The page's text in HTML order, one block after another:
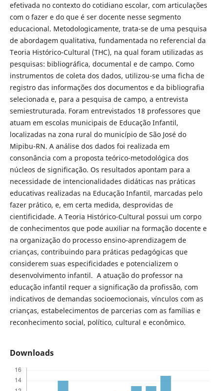
efetivada no contexto do cotidiano escolar, com articulações
com o fazer e do que é ser docente nesse segmento
educacional. Metodologicamente, trata-se de uma pesquisa
de abordagem qualitativa, fundamentada no referencial da
Teoria Histórico-Cultural (THC), na qual foram utilizadas as
pesquisas: bibliográfica, documental e de campo. Como
instrumentos de coleta dos dados, utilizou-se uma ficha de
registro das informações dos documentos e da bibliografia
selecionada e, para a pesquisa de campo, a entrevista
semiestruturada. Foram entrevistados 18 professores que
atuam em escolas municipais de Educação Infantil,
localizadas na zona rural do município de São José do
Mipibu-RN. A análise dos dados foi realizada em
consonância com a proposta teórico-metodológica dos
núcleos de significação. Os resultados apontam para a
necessidade de intencionalidades didáticas nas práticas
educativas realizadas na Educação Infantil, marcadas pelo
fazer prático, e, em certa medida, desprovidas de
cientificidade. A Teoria Histórico-Cultural possui um corpo
de conhecimentos que pode auxiliar na formação docente e
na organização do processo ensino-aprendizagem de
crianças, contribuindo para práticas pedagógicas que
considerem suas especificidades e potencializem o
desenvolvimento infantil. A atuação do professor na
educação infantil requer a significação da profissão, com
indicativos de demandas socioemocionais, vínculos com as
crianças, estabelecimentos de parcerias com as famílias e
reconhecimento social, político, cultural e econômico.
Downloads